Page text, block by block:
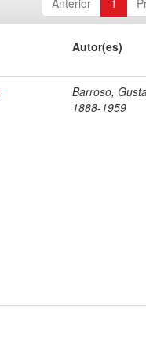
Anterior 1
Autor(es)
Barroso,
1888-1959